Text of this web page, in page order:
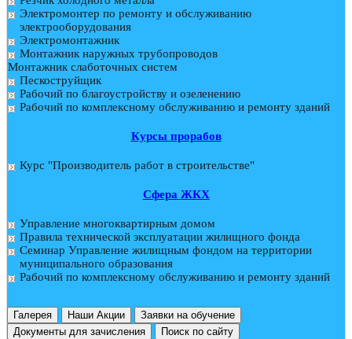
Электромонтер по ремонту и обслуживанию
электрооборудования
Электромонтажник
Монтажник наружных трубопроводов
Монтажник слаботочных систем
Пескоструйщик
Рабочий по благоустройству и озеленению
Рабочий по комплексному обслуживанию и ремонту зданий
Курсы прорабов
Курс "Производитель работ в строительстве"
Cфера ЖКХ
Управление многоквартирным домом
Правила технической эксплуатации жилищного фонда
Семинар Управление жилищным фондом на территории
муниципального образования
Рабочий по комплексному обслуживанию и ремонту зданий
Галерея Наши Акции
Заявки на обучение
Документы для зачисления
Поиск по сайту